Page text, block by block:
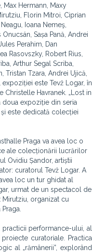
Max Hermann, Maxy
Florin Mitroi, Ciprian
Ioana Nemeş,
Sașa Pană, Andrei
Perahim, Dan
Rasovszky, Robert Rius,
Arthur Segal Scriba,
Tristan Tzara, Andrei Ujică,
este Tevž Logar, în
Havranek. „Lost in
doua expoziție din seria
și este dedicată colecției
Praga va avea loc o
ale colecționării lucrărilor
Ovidiu Șandor, artiștii
curatorul Tevž Logar. A
loc un tur ghidat al
urmat de un spectacol de
organizat cu
performance-ului, al
curatoriale. Practica
al „rămânerii”, explorând